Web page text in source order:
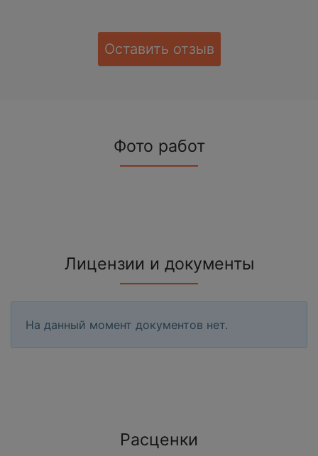
Оставить отзыв
Фото работ
Лицензии и документы
На данный момент документов нет.
Расценки